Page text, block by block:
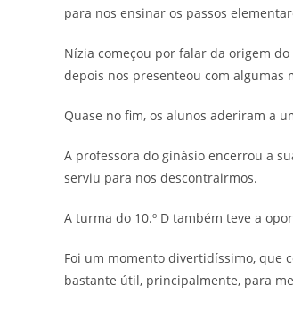
para nos ensinar os passos
Nízia começou por falar da origem
depois nos presenteou com algumas
Quase no fim, os alunos aderiram a
A professora do ginásio encerrou a
serviu para nos descontrairmos.
A turma do 10.º D também teve a
Foi um momento divertidíssimo, que
bastante útil, principalmente, para